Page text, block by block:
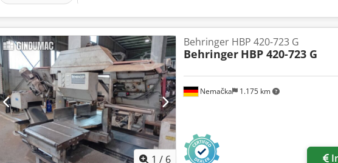
1 / 6
Nemačka 1.175 km
Behringer HBP 420-723 G
Behringer HBP 420-723 G